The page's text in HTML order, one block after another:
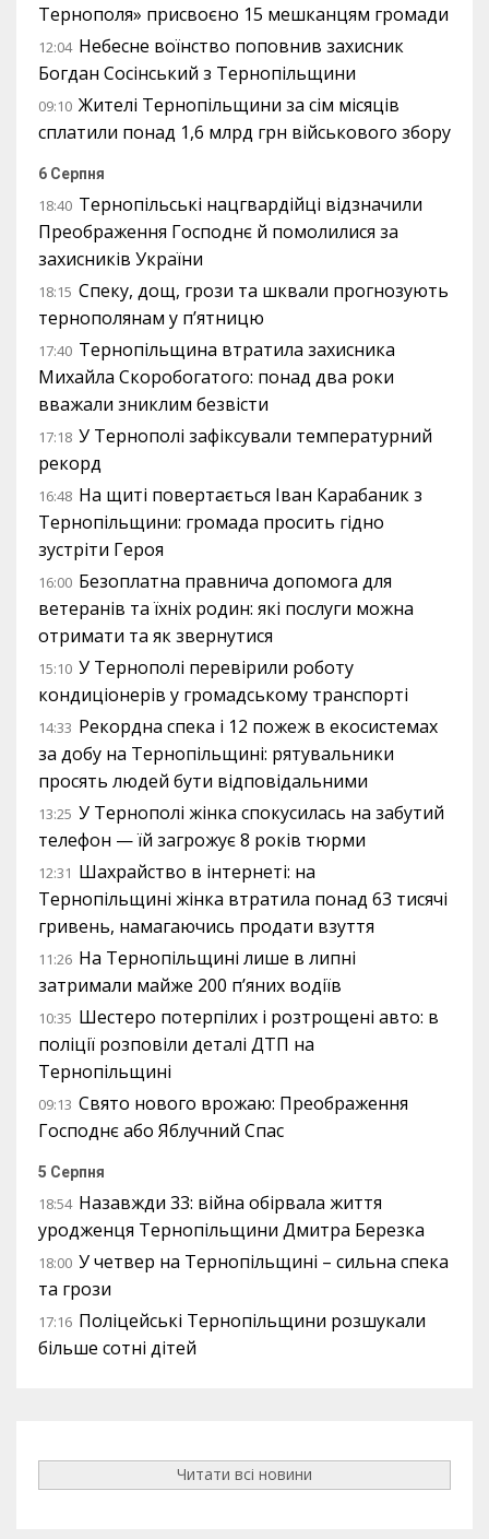
Тернополя» присвоєно 15 мешканцям громади
12:04 Небесне воїнство поповнив захисник
Богдан Сосінський з Тернопільщини
09:10 Жителі Тернопільщини за сім місяців
сплатили понад 1,6 млрд грн військового збору
6 Серпня
18:40 Тернопільські нацгвардійці відзначили
Преображення Господнє й помолилися за
захисників України
18:15 Спеку, дощ, грози та шквали прогнозують
тернополянам у п’ятницю
17:40 Тернопільщина втратила захисника
Михайла Скоробогатого: понад два роки
вважали зниклим безвісти
17:18 У Тернополі зафіксували температурний
рекорд
16:48 На щиті повертається Іван Карабаник з
Тернопільщини: громада просить гідно
зустріти Героя
16:00 Безоплатна правнича допомога для
ветеранів та їхніх родин: які послуги можна
отримати та як звернутися
15:10 У Тернополі перевірили роботу
кондиціонерів у громадському транспорті
14:33 Рекордна спека і 12 пожеж в екосистемах
за добу на Тернопільщині: рятувальники
просять людей бути відповідальними
13:25 У Тернополі жінка спокусилась на забутий
телефон — їй загрожує 8 років тюрми
12:31 Шахрайство в інтернеті: на
Тернопільщині жінка втратила понад 63 тисячі
гривень, намагаючись продати взуття
11:26 На Тернопільщині лише в липні
затримали майже 200 п’яних водіїв
10:35 Шестеро потерпілих і розтрощені авто: в
поліції розповіли деталі ДТП на
Тернопільщині
09:13 Свято нового врожаю: Преображення
Господнє або Яблучний Спас
5 Серпня
18:54 Назавжди 33: війна обірвала життя
уродженця Тернопільщини Дмитра Березка
18:00 У четвер на Тернопільщині – сильна спека
та грози
17:16 Поліцейські Тернопільщини розшукали
більше сотні дітей
Читати всі новини